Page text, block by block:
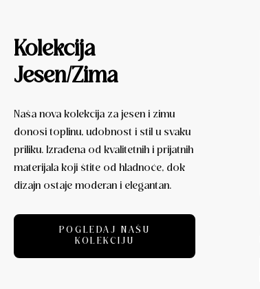
Kolekcija
Jesen/Zima
Naša nova kolekcija za jesen i zimu
donosi toplinu, udobnost i stil u svaku
priliku. Izrađena od kvalitetnih i prijatnih
materijala koji štite od hladnoće, dok
dizajn ostaje moderan i elegantan.
POGLEDAJ NAŠU
KOLEKCIJU
Charm Komplet Lucie
120.00KM